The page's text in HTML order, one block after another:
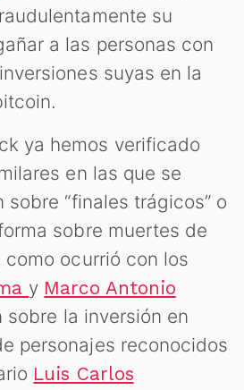
su
a las personas con
suyas en la
ya hemos verificado
en las que se
sobre “finales trágicos” o
sobre muertes de
ocurrió con los
y Marco Antonio
la inversión en
personajes reconocidos
Luis Carlos